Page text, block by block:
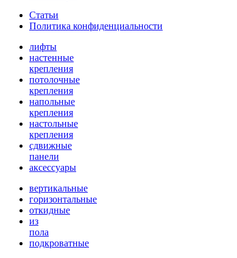
Статьи
Политика конфиденциальности
лифты
настенные
крепления
потолочные
крепления
напольные
крепления
настольные
крепления
сдвижные
панели
аксессуары
вертикальные
горизонтальные
откидные
из
пола
подкроватные